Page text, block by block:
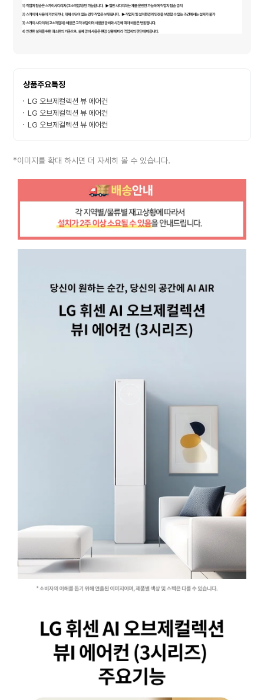
상품주요특징
LG 오브제컬렉션 뷰 에어컨
LG 오브제컬렉션 뷰 에어컨
LG 오브제컬렉션 뷰 에어컨
*이미지를 확대 하시면 더 자세히 볼 수 있습니다.